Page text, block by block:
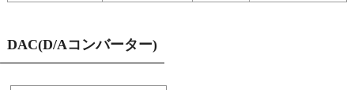
DAC(D/Aコンバーター)